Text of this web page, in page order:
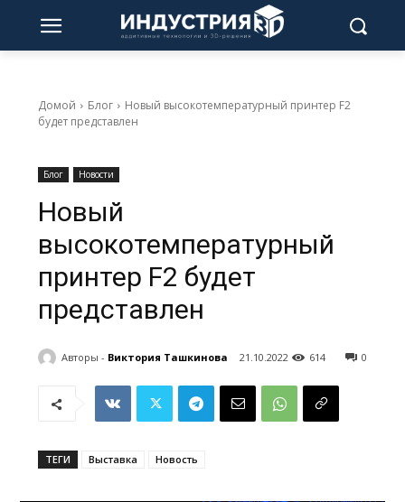
Домой Блог
Новый высокотемпературный принтер F2
будет представлен
Блог Новости
Новый
высокотемпературный
принтер F2 будет
представлен
Авторы - Виктория Ташкинова 21.10.2022 0
614
ТЕГИ Выставка Новость